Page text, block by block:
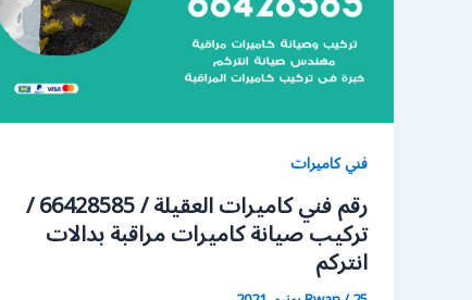
فني كاميرات
رقم فني كاميرات العقيلة / 66428585 /
تركيب صيانة كاميرات مراقبة بدالات
انتركم